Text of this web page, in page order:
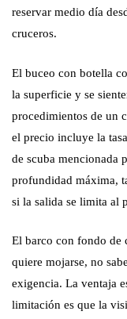
reservar medio día
cruceros.
El buceo con botella
la superficie y se
procedimientos de un
el precio incluye la
de scuba mencionada
profundidad máxima,
si la salida se limita al
El barco con fondo de
quiere mojarse, no
exigencia. La ventaja
limitación es que la